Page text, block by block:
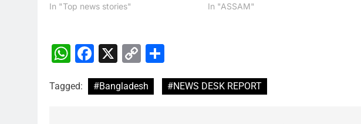
In "Top news stories"
In "ASSAM"
WhatsApp
Facebook
X
Copy
Tagged: #Bangladesh #NEWS DESK REPORT